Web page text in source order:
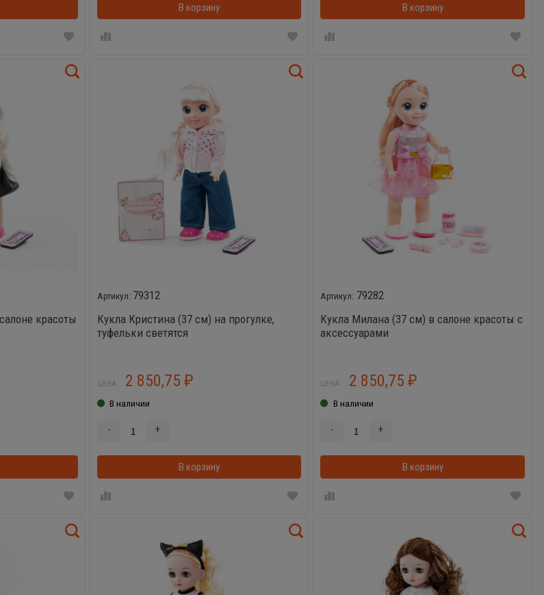
В корзинке
В корзину В корзинке
В корзину
красоты
В корзинке
79312
Кукла Кристина (37 см) на прогулке,
туфельки светятся
ЦЕНА: 2 850,75₽
В наличии
- +
В корзину В корзинке
79282
Кукла Милана (37 см) в салоне красоты с
аксессуарами
ЦЕНА: 2 850,75 ₽
В наличии
- +
В корзину